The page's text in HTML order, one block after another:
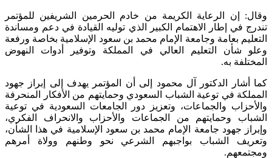
وقال: إن الرعاية الكريمة من خادم الحرمين الشريفين للمؤتمر
تندرج في إطار الاهتمام الكبير الذي توليه القيادة في دعم ومساندة
التعليم بعامة وجامعة الإمام محمد بن سعود الإسلامية بخاصة ورفعة
وعلو شأن التعليم العالي في المملكة وتوفير أدوات النهوض
المختلفة به.
كما أشار الدكتور آل محمود إلى أن المؤتمر يهدف إلى إبراز جهود
المملكة في توعية الشباب السعودي وحمايتهم من الأفكار المنحرفة
والأحزاب والجماعات، وتعزيز دور الجامعات السعودية في توعية
الشباب وحمايتهم من الجماعات والأحزاب والانحراف الفكري،
وإبراز جهود جامعة الإمام محمد بن سعود الإسلامية في هذا الشأن،
وتعريف الشباب بواجبهم الشرعي نحو وطنهم وولاة أمرهم
ومجتمعهم.